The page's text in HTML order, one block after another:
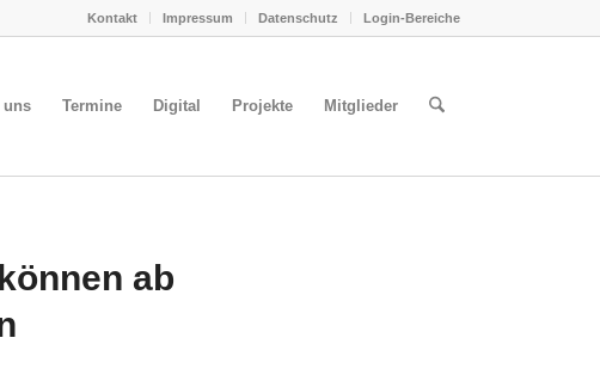
Kontakt Impressum Datenschutz Login-Bereiche
uns Termine Digital Projekte Mitglieder
ab